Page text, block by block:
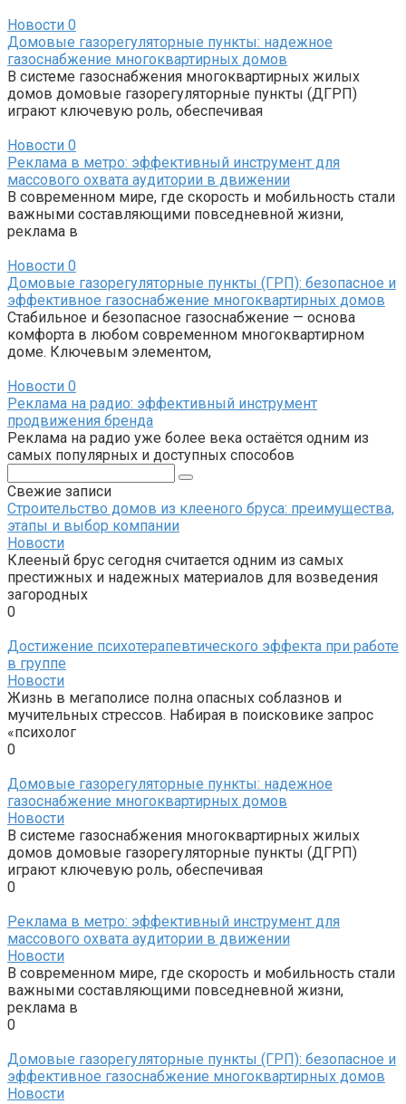
Новости 0
Домовые газорегуляторные пункты: надежное
газоснабжение многоквартирных домов
В системе газоснабжения многоквартирных жилых
домов домовые газорегуляторные пункты (ДГРП)
играют ключевую роль, обеспечивая
Новости 0
Реклама в метро: эффективный инструмент для
массового охвата аудитории в движении
В современном мире, где скорость и мобильность стали
важными составляющими повседневной жизни,
реклама в
Новости 0
Домовые газорегуляторные пункты (ГРП): безопасное и
эффективное газоснабжение многоквартирных домов
Стабильное и безопасное газоснабжение — основа
комфорта в любом современном многоквартирном
доме. Ключевым элементом,
Новости 0
Реклама на радио: эффективный инструмент
продвижения бренда
Реклама на радио уже более века остаётся одним из
самых популярных и доступных способов
Свежие записи
Строительство домов из клееного бруса: преимущества,
этапы и выбор компании
Новости
Клееный брус сегодня считается одним из самых
престижных и надежных материалов для возведения
загородных
0
Достижение психотерапевтического эффекта при работе
в группе
Новости
Жизнь в мегаполисе полна опасных соблазнов и
мучительных стрессов. Набирая в поисковике запрос
«психолог
0
Домовые газорегуляторные пункты: надежное
газоснабжение многоквартирных домов
Новости
В системе газоснабжения многоквартирных жилых
домов домовые газорегуляторные пункты (ДГРП)
играют ключевую роль, обеспечивая
0
Реклама в метро: эффективный инструмент для
массового охвата аудитории в движении
Новости
В современном мире, где скорость и мобильность стали
важными составляющими повседневной жизни,
реклама в
0
Домовые газорегуляторные пункты (ГРП): безопасное и
эффективное газоснабжение многоквартирных домов
Новости